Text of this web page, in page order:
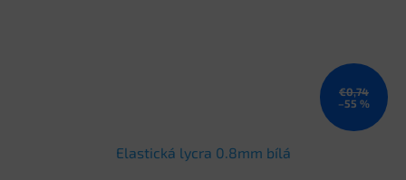
€0,74
–55 %
Elastická lycra 0.8mm bílá